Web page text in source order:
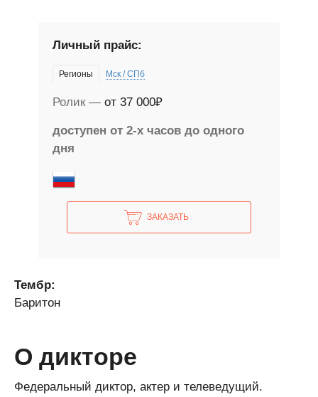
Личный прайс:
Регионы Мск / СПб
Ролик от 37 000₽
доступен от 2-х часов до одного
дня
ЗАКАЗАТЬ
Тембр:
Баритон
О дикторе
Федеральный диктор, актер и телеведущий.